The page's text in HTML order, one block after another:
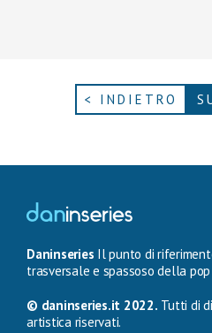
< INDIETRO
Daninseries Il punto di
trasversale e spassoso della
© daninseries.it 2022. Tutti di
artistica riservati.